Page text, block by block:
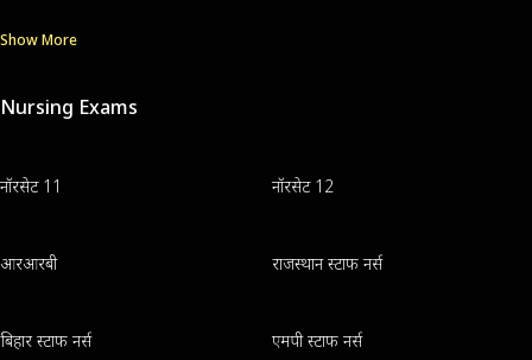
Show More
Nursing Exams
नॉरसेट 11 नॉरसेट 12
आरआरबी राजस्थान स्टाफ नर्स
बिहार स्टाफ नर्स एमपी स्टाफ नर्स